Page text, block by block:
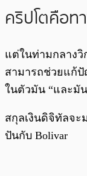
คริปโตคือท
แต่ในท่ามกลางวิ
สามารถช่วยแก้ปั
ในตัวมัน “และมั
สกุลเงินดิจิทัลจะ
ปันกับ Bolivar